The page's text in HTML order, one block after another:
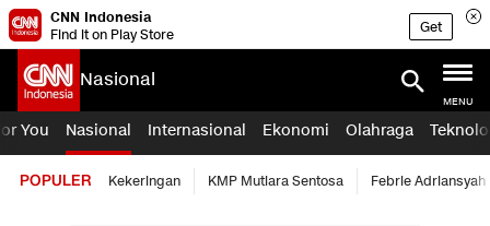
CNN Indonesia
Find it on Play Store
Get
Nasional
MENU
You Nasional Internasional Ekonomi Olahraga
POPULER Kekeringan KMP Mutiara Sentosa Febrie Adriansyah